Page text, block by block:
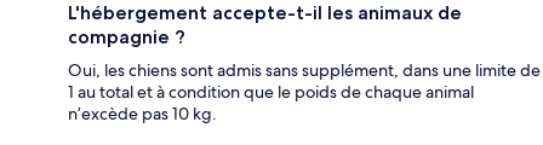
L'hébergement accepte-t-il les animaux de
compagnie ?
Oui, les chiens sont admis sans supplément, dans une limite de
1 au total et à condition que le poids de chaque animal
n’excède pas 10 kg.